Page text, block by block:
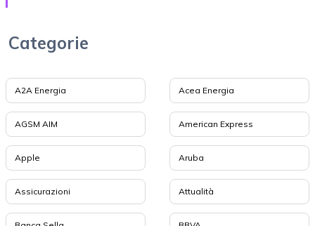
Categorie
A2A Energia Acea Energia
AGSM AIM American Express
Apple Aruba
Assicurazioni Attualità